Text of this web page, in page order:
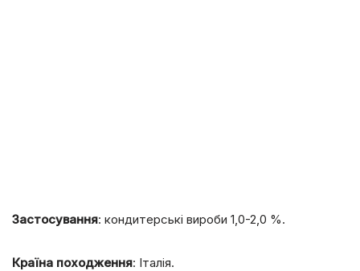
Застосування: кондитерські вироби 1,0-2,0 %.
Країна походження: Італія.